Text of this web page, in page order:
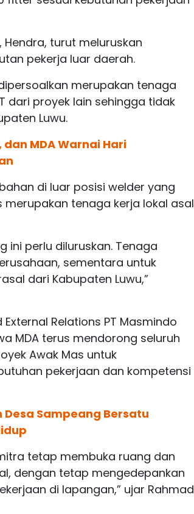
Hendra, turut meluruskan
pekerja luar daerah.
merupakan tenaga
dari proyek lain sehingga tidak
Luwu.
MDA Warnai Hari
di luar posisi welder yang
tenaga kerja lokal asal
ini perlu diluruskan. Tenaga
sementara untuk
dari Kabupaten Luwu,”
Relations PT Masmindo
MDA terus mendorong seluruh
Awak Mas untuk
pekerjaan dan kompetensi
Desa Sampeang Bersatu
tetap membuka ruang dan
dengan tetap mengedepankan
di lapangan,” ujar Rahmad